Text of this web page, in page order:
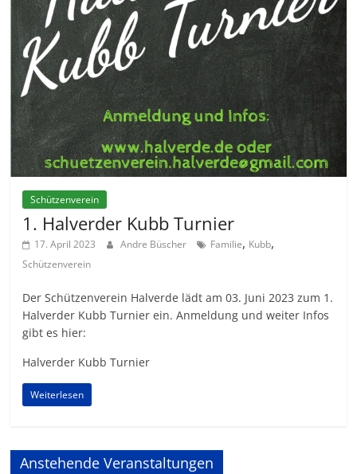
Schützenverein
1. Halverder Kubb Turnier
17. April 2023 Andre Büscher Familie, Kubb,
Schützenverein
Der Schützenverein Halverde lädt am 03. Juni 2023 zum 1.
Halverder Kubb Turnier ein. Anmeldung und weiter Infos
gibt es hier:
Halverder Kubb Turnier
Weiterlesen
Anstehende Veranstaltungen